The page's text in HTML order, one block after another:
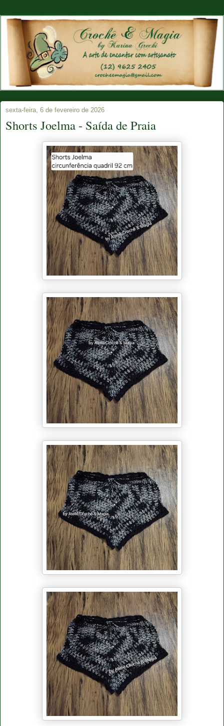
sexta-feira, 6 de fevereiro de 2026
Shorts Joelma - Saída de Praia